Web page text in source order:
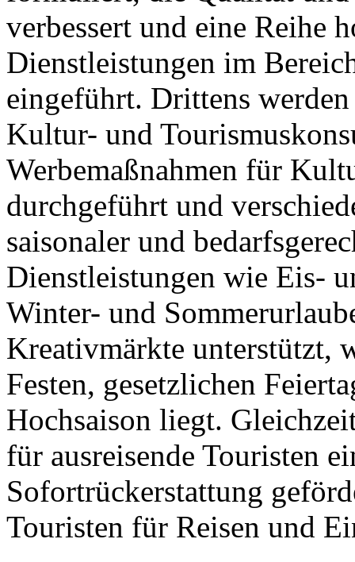
verbessert und eine Reihe
Dienstleistungen im
eingeführt. Drittens
Kultur- und
Werbemaßnahmen für
durchgeführt und
saisonaler und
Dienstleistungen wie Eis-
Winter- und
Kreativmärkte unterstützt,
Festen, gesetzlichen
Hochsaison liegt.
für ausreisende Touristen
Sofortrückerstattung
Touristen für Reisen und